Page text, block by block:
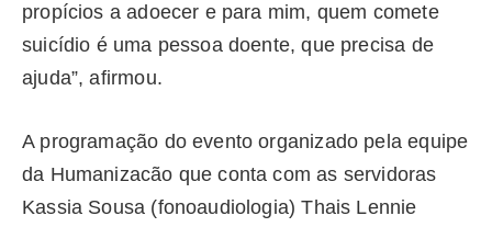
propícios a adoecer e para mim, quem comete
suicídio é uma pessoa doente, que precisa de
ajuda”, afirmou.
A programação do evento organizado pela equipe
da Humanizacão que conta com as servidoras
Kassia Sousa (fonoaudiologia) Thais Lennie